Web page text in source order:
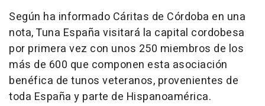
Según ha informado Cáritas de Córdoba en una
nota, Tuna España visitará la capital cordobesa
por primera vez con unos 250 miembros de los
más de 600 que componen esta asociación
benéfica de tunos veteranos, provenientes de
toda España y parte de Hispanoamérica.